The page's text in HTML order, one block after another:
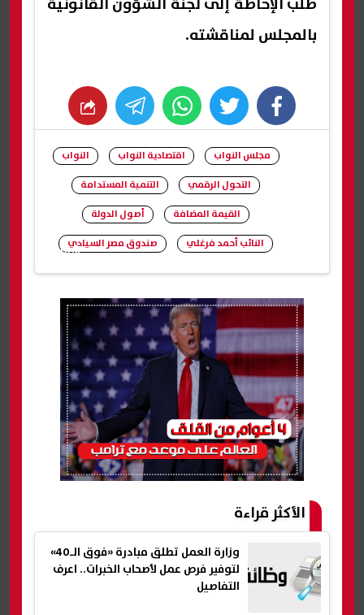
بالمجلس لمناقشته.
facebook
twitter
whats
شارك
مجلس النواب اقتصادية النواب
النواب
التحول الرقمي
التنمية المستدامة
القيمة المضافة
أصول الدولة
النائب أحمد فرغلي
صندوق مصر السيادي
الأكثر قراءة
وزارة العمل تطلق مبادرة «فوق الـ40»
لتوفير فرص عمل لأصحاب الخبرات.. اعرف
التفاصيل